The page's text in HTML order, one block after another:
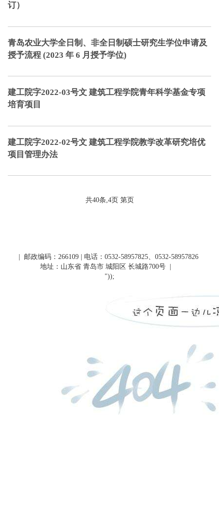
订）
青岛农业大学全日制、非全日制硕士研究生学位申请及
授予流程 (2023 年 6 月授予学位)
建工院字2022-03号文 建筑工程学院青年科学基金专项
培育项目
建工院字2022-02号文 建筑工程学院教学改革研究培优
项目管理办法
共40条,4页 第页
| 邮政编码：266109 | 电话：0532-58957825、0532-58957826
地址：山东省 青岛市 城阳区 长城路700号
"));